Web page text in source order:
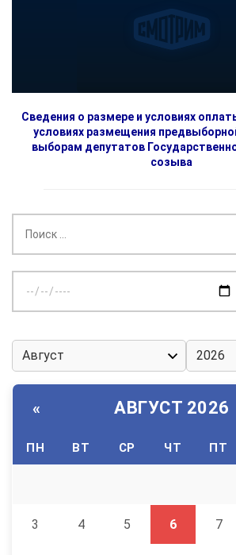
Сведения о размере и условиях
условиях размещения
выборам депутатов
созыва
дату:
« АВГУСТ 2026
ПН ВТ СР ЧТ ПТ
3 4 5 6 7